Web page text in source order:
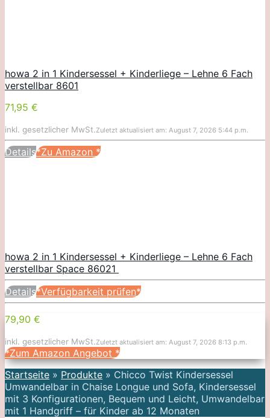
howa 2 in 1 Kindersessel + Kinderliege – Lehne 6 Fach
verstellbar 8601
71,95 €
inkl. gesetzlicher MwSt.Zuletzt aktualisiert am: August 7, 2026 5:44 p.m.
Details*Zu Amazon *
howa 2 in 1 Kindersessel + Kinderliege – Lehne 6 Fach
verstellbar Space 86021
Details*Verfügbarkeit prüfen*
79,90 €
inkl. gesetzlicher MwSt.Zuletzt aktualisiert am: August 7, 2026 8:13 p.m.
*Zum Amazon Angebot *
Startseite » Produkte » Chicco Twist Kindersessel
Umwandelbar in Chaise Longue und Sofa, Kindersessel
mit 3 Konfigurationen, Bequem und Leicht, Umwandelbar
mit 1 Handgriff – für Kinder ab 12 Monaten